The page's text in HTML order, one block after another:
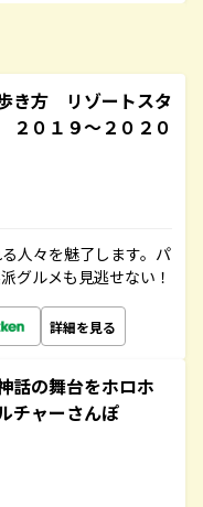
き方 リゾートスタ
０１９～２０２０
人々を魅了します。パ
グルメも見逃せない！
詳細を見る
話の舞台をホロホ
チャーさんぽ